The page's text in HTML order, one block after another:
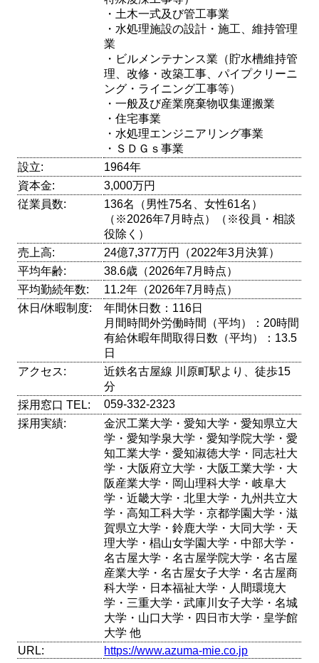
・土木一式及び管工事業
・水処理施設の設計・施工、維持管理
業
・ビルメンテナンス業（貯水槽維持管
理、改修・改築工事、パイプクリーニ
ング・ライニング工事等）
・一般及び産業廃棄物収集運搬業
・住宅事業
・水処理エンジニアリング事業
・ＳＤＧｓ事業
設立:
1964年
資本金:
3,000万円
従業員数:
136名（男性75名、女性61名）
（※2026年7月時点）（※役員・相談
役除く）
売上高:
24億7,377万円（2022年3月決算）
平均年齢:
38.6歳（2026年7月時点）
平均勤続年数:
11.2年（2026年7月時点）
休日/休暇制度:
年間休日数：116日
月間時間外労働時間（平均）：20時間
有給休暇年間取得日数（平均）：13.5
日
アクセス:
近鉄名古屋線 川原町駅より、徒歩15
分
採用窓口 TEL:
059-332-2323
採用実績:
金沢工業大学・愛知大学・愛知県立大
学・愛知学泉大学・愛知学院大学・愛
知工業大学・愛知淑徳大学・同志社大
学・大阪府立大学・大阪工業大学・大
阪産業大学・岡山理科大学・岐阜大
学・近畿大学・北里大学・九州共立大
学・高知工科大学・京都学園大学・滋
賀県立大学・鈴鹿大学・大同大学・天
理大学・椙山女学園大学・中部大学・
名古屋大学・名古屋学院大学・名古屋
産業大学・名古屋女子大学・名古屋商
科大学・日本福祉大学・人間環境大
学・三重大学・武庫川女子大学・名城
大学・山口大学・四日市大学・皇学館
大学 他
URL:
https://www.azuma-mie.co.jp